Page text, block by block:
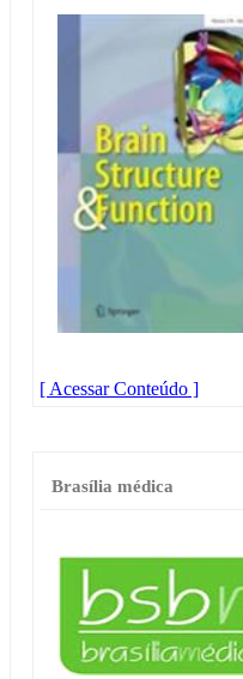
[ Acessar Conteúdo ]
Brasília médica